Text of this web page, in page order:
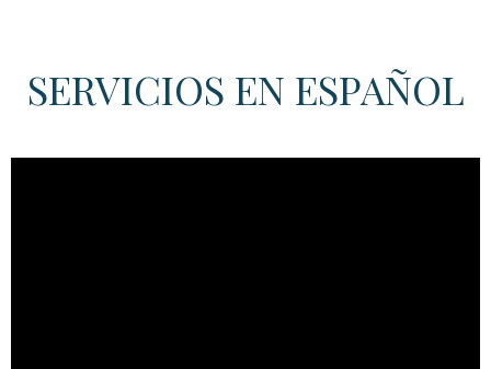
SERVICIOS EN ESPAÑOL